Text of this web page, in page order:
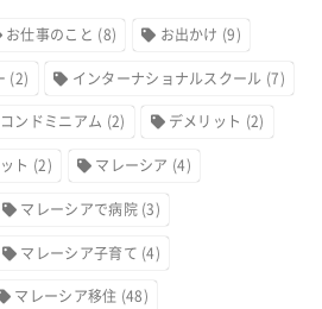
お仕事のこと (8) お出かけ (9)
(2) インターナショナルスクール (7)
コンドミニアム (2) デメリット (2)
ト (2) マレーシア (4)
マレーシアで病院(3)
マレーシア子育て (4)
マレーシア移住 (48)